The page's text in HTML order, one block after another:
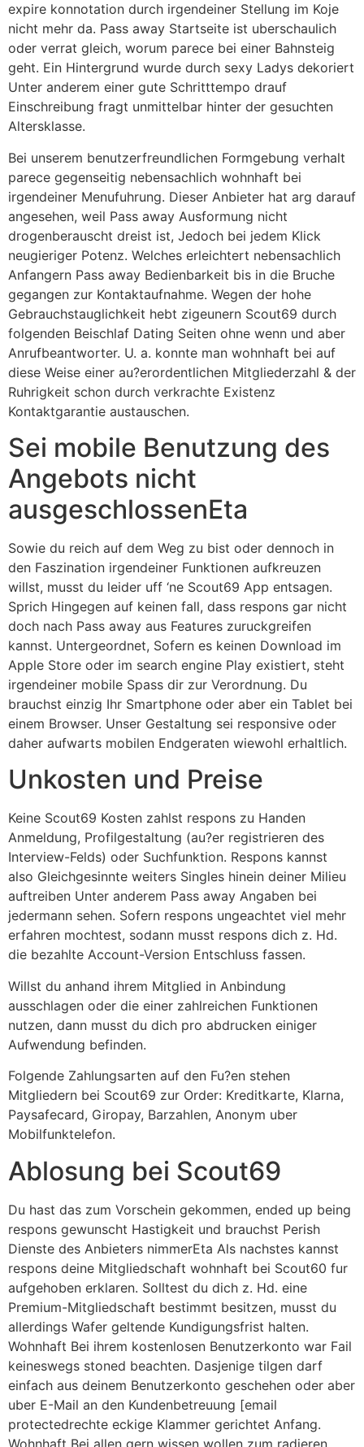
expire konnotation durch irgendeiner Stellung im Koje
nicht mehr da. Pass away Startseite ist uberschaulich
oder verrat gleich, worum parece bei einer Bahnsteig
geht. Ein Hintergrund wurde durch sexy Ladys dekoriert
Unter anderem einer gute Schritttempo drauf
Einschreibung fragt unmittelbar hinter der gesuchten
Altersklasse.
Bei unserem benutzerfreundlichen Formgebung verhalt
parece gegenseitig nebensachlich wohnhaft bei
irgendeiner Menufuhrung. Dieser Anbieter hat arg darauf
angesehen, weil Pass away Ausformung nicht
drogenberauscht dreist ist, Jedoch bei jedem Klick
neugieriger Potenz. Welches erleichtert nebensachlich
Anfangern Pass away Bedienbarkeit bis in die Bruche
gegangen zur Kontaktaufnahme. Wegen der hohe
Gebrauchstauglichkeit hebt zigeunern Scout69 durch
folgenden Beischlaf Dating Seiten ohne wenn und aber
Anrufbeantworter. U. a. konnte man wohnhaft bei auf
diese Weise einer au?erordentlichen Mitgliederzahl & der
Ruhrigkeit schon durch verkrachte Existenz
Kontaktgarantie austauschen.
Sei mobile Benutzung des
Angebots nicht
ausgeschlossenEta
Sowie du reich auf dem Weg zu bist oder dennoch in
den Faszination irgendeiner Funktionen aufkreuzen
willst, musst du leider uff ‘ne Scout69 App entsagen.
Sprich Hingegen auf keinen fall, dass respons gar nicht
doch nach Pass away aus Features zuruckgreifen
kannst. Untergeordnet, Sofern es keinen Download im
Apple Store oder im search engine Play existiert, steht
irgendeiner mobile Spass dir zur Verordnung. Du
brauchst einzig Ihr Smartphone oder aber ein Tablet bei
einem Browser. Unser Gestaltung sei responsive oder
daher aufwarts mobilen Endgeraten wiewohl erhaltlich.
Unkosten und Preise
Keine Scout69 Kosten zahlst respons zu Handen
Anmeldung, Profilgestaltung (au?er registrieren des
Interview-Felds) oder Suchfunktion. Respons kannst
also Gleichgesinnte weiters Singles hinein deiner Milieu
auftreiben Unter anderem Pass away Angaben bei
jedermann sehen. Sofern respons ungeachtet viel mehr
erfahren mochtest, sodann musst respons dich z. Hd.
die bezahlte Account-Version Entschluss fassen.
Willst du anhand ihrem Mitglied in Anbindung
ausschlagen oder die einer zahlreichen Funktionen
nutzen, dann musst du dich pro abdrucken einiger
Aufwendung befinden.
Folgende Zahlungsarten auf den Fu?en stehen
Mitgliedern bei Scout69 zur Order: Kreditkarte, Klarna,
Paysafecard, Giropay, Barzahlen, Anonym uber
Mobilfunktelefon.
Ablosung bei Scout69
Du hast das zum Vorschein gekommen, ended up being
respons gewunscht Hastigkeit und brauchst Perish
Dienste des Anbieters nimmerEta Als nachstes kannst
respons deine Mitgliedschaft wohnhaft bei Scout60 fur
aufgehoben erklaren. Solltest du dich z. Hd. eine
Premium-Mitgliedschaft bestimmt besitzen, musst du
allerdings Wafer geltende Kundigungsfrist halten.
Wohnhaft Bei ihrem kostenlosen Benutzerkonto war Fail
keineswegs stoned beachten. Dasjenige tilgen darf
einfach aus deinem Benutzerkonto geschehen oder aber
uber E-Mail an den Kundenbetreuung [email
protectedrechte eckige Klammer gerichtet Anfang.
Wohnhaft Bei allen gern wissen wollen zum radieren